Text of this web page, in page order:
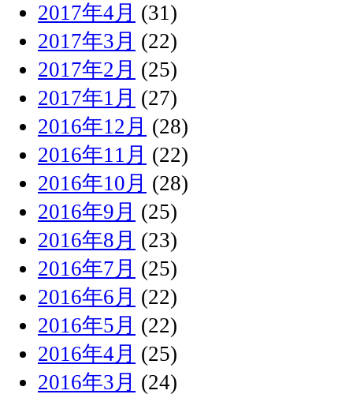
2017年4月 (31)
2017年3月 (22)
2017年2月 (25)
2017年1月 (27)
2016年12月 (28)
2016年11月 (22)
2016年10月 (28)
2016年9月 (25)
2016年8月 (23)
2016年7月 (25)
2016年6月 (22)
2016年5月 (22)
2016年4月 (25)
2016年3月 (24)